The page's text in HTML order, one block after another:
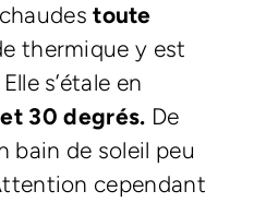
toute
thermique y est
s’étale en
30 degrés. De
bain de soleil peu
cependant